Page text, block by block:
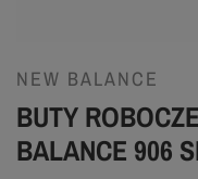
NEW BALANCE
BUTY
BALANCE 906